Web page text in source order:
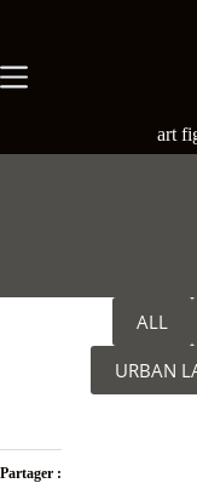
art
ALL
URBAN
Partager :